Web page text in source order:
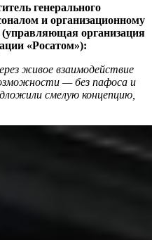
генерального
и организационному
организация
«Росатом»):
живое взаимодействие
— без пафоса и
смелую концепцию,